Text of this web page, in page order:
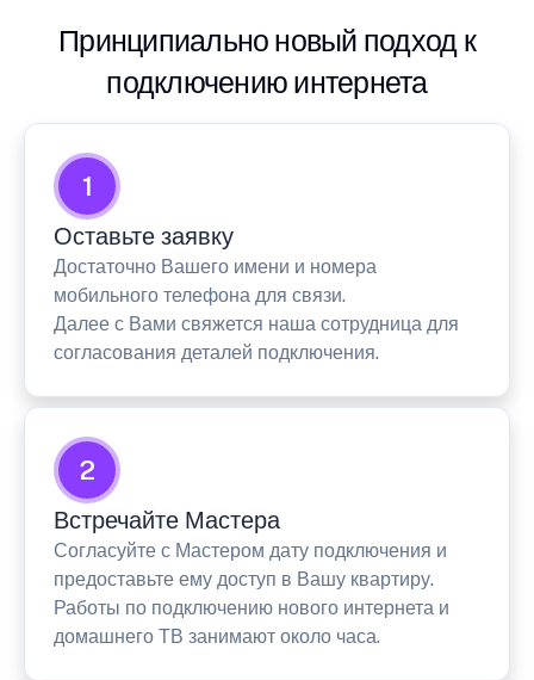
Принципиально новый подход к
подключению интернета
1
Оставьте заявку
Достаточно Вашего имени и номера
мобильного телефона для связи.
Далее с Вами свяжется наша сотрудница для
согласования деталей подключения.
2
Встречайте Мастера
Согласуйте с Мастером дату подключения и
предоставьте ему доступ в Вашу квартиру.
Работы по подключению нового интернета и
домашнего ТВ занимают около часа.